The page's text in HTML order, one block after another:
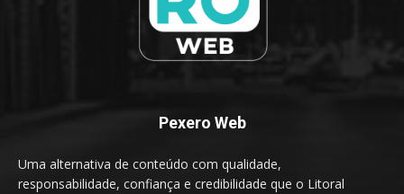
Pexero Web
Uma alternativa de conteúdo com qualidade,
responsabilidade, confiança e credibilidade que o Litoral